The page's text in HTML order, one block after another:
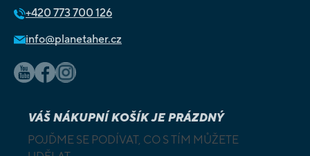
+420 773 700 126
info@planetaher.cz
VÁŠ NÁKUPNÍ KOŠÍK JE PRÁZDNÝ
POJĎME SE PODÍVAT, CO S TÍM MŮŽETE